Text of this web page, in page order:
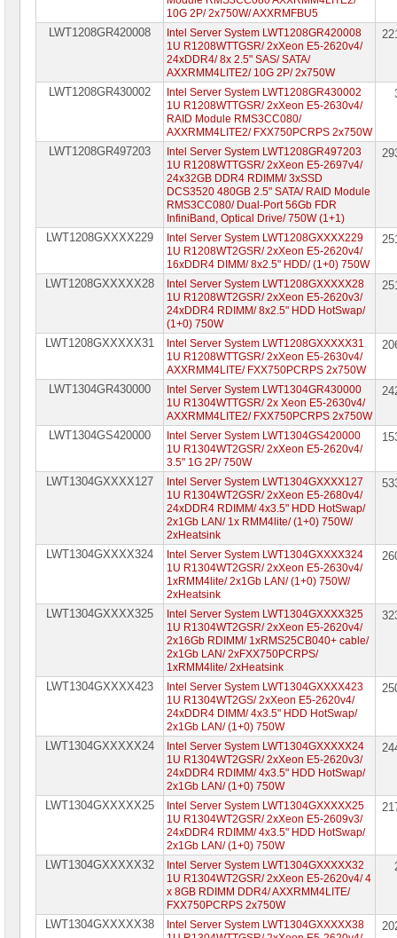
10G 2P/ 2x750W/ AXXRMFBU5
LWT1208GR420008
Intel Server System LWT1208GR420008
1U R1208WTTGSR/ 2xXeon E5-2620v4/
24xDDR4/ 8x 2.5" SAS/ SATA/
AXXRMM4LITE2/ 10G 2P/ 2x750W
LWT1208GR430002
Intel Server System LWT1208GR430002
1U R1208WTTGSR/ 2xXeon E5-2630v4/
RAID Module RMS3CC080/
AXXRMM4LITE2/ FXX750PCRPS 2x750W
LWT1208GR497203
Intel Server System LWT1208GR497203
1U R1208WTTGSR/ 2xXeon E5-2697v4/
24x32GB DDR4 RDIMM/ 3xSSD
DCS3520 480GB 2.5" SATA/ RAID Module
RMS3CC080/ Dual-Port 56Gb FDR
InfiniBand, Optical Drive/ 750W (1+1)
LWT1208GXXXX229
Intel Server System LWT1208GXXXX229
1U R1208WT2GSR/ 2xXeon E5-2620v4/
16xDDR4 DIMM/ 8x2.5" HDD/ (1+0) 750W
LWT1208GXXXXX28
Intel Server System LWT1208GXXXXX28
1U R1208WT2GSR/ 2xXeon E5-2620v3/
24xDDR4 RDIMM/ 8x2.5" HDD HotSwap/
(1+0) 750W
LWT1208GXXXXX31
Intel Server System LWT1208GXXXXX31
1U R1208WTTGSR/ 2xXeon E5-2630v4/
AXXRMM4LITE/ FXX750PCRPS 2x750W
LWT1304GR430000
Intel Server System LWT1304GR430000
1U R1304WTTGSR/ 2x Xeon E5-2630v4/
AXXRMM4LITE2/ FXX750PCRPS 2x750W
LWT1304GS420000
Intel Server System LWT1304GS420000
1U R1304WT2GSR/ 2xXeon E5-2620v4/
3.5" 1G 2P/ 750W
LWT1304GXXXX127
Intel Server System LWT1304GXXXX127
1U R1304WT2GSR/ 2xXeon E5-2680v4/
24xDDR4 RDIMM/ 4x3.5" HDD HotSwap/
2x1Gb LAN/ 1x RMM4lite/ (1+0) 750W/
2xHeatsink
LWT1304GXXXX324
Intel Server System LWT1304GXXXX324
1U R1304WT2GSR/ 2xXeon E5-2630v4/
1xRMM4lite/ 2x1Gb LAN/ (1+0) 750W/
2xHeatsink
LWT1304GXXXX325
Intel Server System LWT1304GXXXX325
1U R1304WT2GSR/ 2xXeon E5-2620v4/
2x16Gb RDIMM/ 1xRMS25CB040+ cable/
2x1Gb LAN/ 2xFXX750PCRPS/
1xRMM4lite/ 2xHeatsink
LWT1304GXXXX423
Intel Server System LWT1304GXXXX423
1U R1304WT2GS/ 2xXeon E5-2620v4/
24xDDR4 DIMM/ 4x3.5" HDD HotSwap/
2x1Gb LAN/ (1+0) 750W
LWT1304GXXXXX24
Intel Server System LWT1304GXXXXX24
1U R1304WT2GSR/ 2xXeon E5-2620v3/
24xDDR4 RDIMM/ 4x3.5" HDD HotSwap/
2x1Gb LAN/ (1+0) 750W
LWT1304GXXXXX25
Intel Server System LWT1304GXXXXX25
1U R1304WT2GSR/ 2xXeon E5-2609v3/
24xDDR4 RDIMM/ 4x3.5" HDD HotSwap/
2x1Gb LAN/ (1+0) 750W
LWT1304GXXXXX32
Intel Server System LWT1304GXXXXX32
1U R1304WT2GSR/ 2xXeon E5-2620v4/ 4
x 8GB RDIMM DDR4/ AXXRMM4LITE/
FXX750PCRPS 2x750W
LWT1304GXXXXX38
Intel Server System LWT1304GXXXXX38